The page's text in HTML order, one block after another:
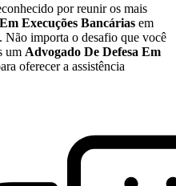
por reunir os mais
Execuções Bancárias em
Não importa o desafio que você
um Advogado De Defesa Em
oferecer a assistência